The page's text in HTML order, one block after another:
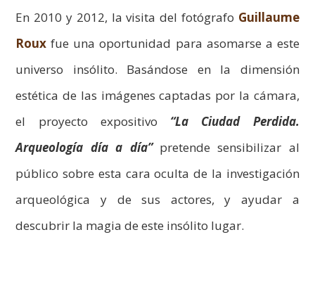
En 2010 y 2012, la visita del fotógrafo Guillaume
Roux fue una oportunidad para asomarse a este
universo insólito. Basándose en la dimensión
estética de las imágenes captadas por la cámara,
el proyecto expositivo “La Ciudad Perdida.
Arqueología día a día”pretende sensibilizar al
público sobre esta cara oculta de la investigación
arqueológica y de sus actores, y ayudar a
descubrir la magia de este insólito lugar.